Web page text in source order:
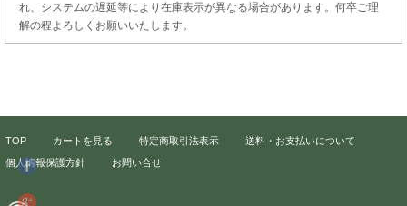
れ、システムの遅延等により在庫表示が異なる場合があります。何卒ご理
解の程よろしくお願いいたします。
TOP カートを見る 特定商取引法表示
送料・お支払いについて
個人情報保護方針
お問い合せ